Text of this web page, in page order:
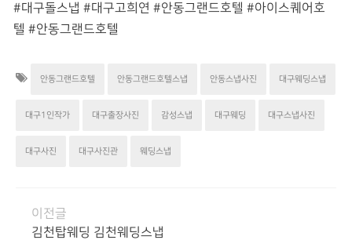
#대구돌스냅 #대구고희연 #안동그랜드호텔 #아이스퀘어호
텔 #안동그랜드호텔
안동그랜드호텔 안동그랜드호텔스냅 안동스냅사진 대구웨딩스냅
대구1인작가 대구출장사진 감성스냅 대구웨딩 대구스냅사진
대구사진 대구사진관 웨딩스냅
이전글
김천탑웨딩 김천웨딩스냅